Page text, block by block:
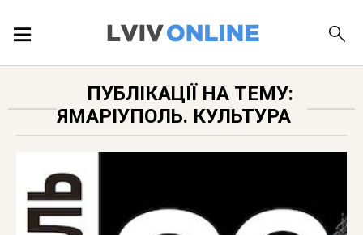
ЛОКАЦІЇ
ПУБЛІКАЦІЇ
ПУБЛІКАЦІЇ НА ТЕМУ:
ЯМАРІУПОЛЬ. КУЛЬТУРА